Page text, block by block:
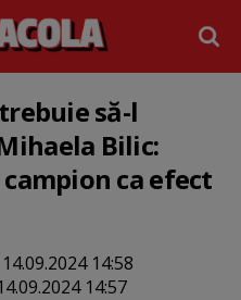
să-l
Bilic:
ca efect
14.09.2024 14:58
14:57